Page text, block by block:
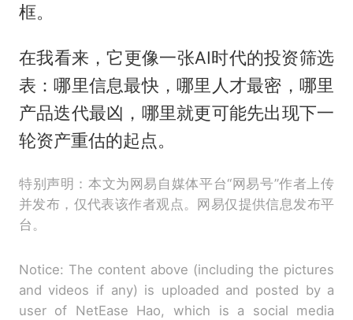
框。
在我看来，它更像一张AI时代的投资筛选
表：哪里信息最快，哪里人才最密，哪里
产品迭代最凶，哪里就更可能先出现下一
轮资产重估的起点。
特别声明：本文为网易自媒体平台“网易号”作者上传
并发布，仅代表该作者观点。网易仅提供信息发布平
台。
Notice: The content above (including the pictures
and videos if any) is uploaded and posted by a
user of NetEase Hao, which is a social media